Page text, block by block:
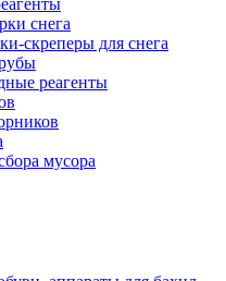
снега
скреперы для снега
реагенты
мусора